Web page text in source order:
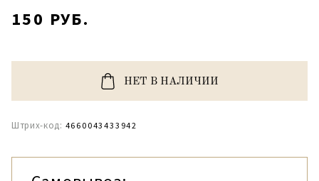
150 РУБ.
НЕТ В НАЛИЧИИ
Штрих-код: 4660043433942